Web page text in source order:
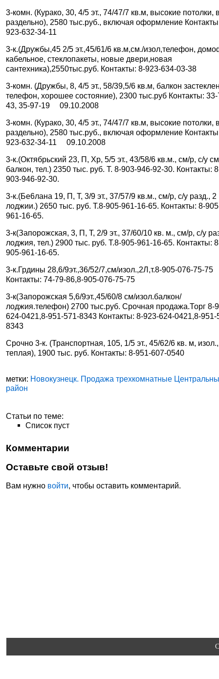
3-комн. (Курако, 30, 4/5 эт., 74/47/7 кв.м, высокие потолки,
раздельно), 2580 тыс.руб., включая оформление
923-632-34-11
3-к.(Дружбы,45 2/5 эт.,45/61/6 кв.м,см./изол,телефон,
кабельное, стеклопакеты, новые двери,новая
сантехника),2550тыс.руб. Контакты: 8-923-634-03-38
3-комн. (Дружбы, 8, 4/5 эт., 58/39,5/6 кв.м, балкон
телефон, хорошее состояние), 2300 тыс.руб Контакты:
43, 35-97-19 09.10.2008
3-комн. (Курако, 30, 4/5 эт., 74/47/7 кв.м, высокие потолки,
раздельно), 2580 тыс.руб., включая оформление
923-632-34-11 09.10.2008
3-к.(Октябрьский 23, П, Хр, 5/5 эт., 43/58/6 кв.м., см/р, с/у
балкон, тел.) 2350 тыс. руб. Т. 8-903-946-92-30. Контакты:
903-946-92-30.
3-к.(Бе6лана 19, П, Т, 3/9 эт., 37/57/9 кв.м., см/р, с/у разд., 2
лоджии.) 2650 тыс. руб. Т.8-905-961-16-65. Контакты: 8-
961-16-65.
3-к(Запорожская, 3, П, Т, 2/9 эт., 37/60/10 кв. м., см/р, с/у
лоджия, тел.) 2900 тыс. руб. Т.8-905-961-16-65. Контакты:
905-961-16-65.
3-к.Грдины 28,6/9эт.,36/52/7,см/изол.,2Л,т.8-905-076-75-75
Контакты: 74-79-86,8-905-076-75-75
3-к(Запорожская 5,6/9эт.,45/60/8 см/изол.балкон/
лоджия.телефон) 2700 тыс.руб. Срочная продажа.Торг 8-
624-0421,8-951-571-8343 Контакты: 8-923-624-0421,8-951-
8343
Срочно 3-к. (Транспортная, 105, 1/5 эт., 45/62/6 кв. м, изол.,
теплая), 1900 тыс. руб. Контакты: 8-951-607-0540
метки: Новокузнецк. Продажа трехкомнатные
район
Статьи по теме:
Список пуст
Комментарии
Оставьте свой отзыв!
Вам нужно войти, чтобы оставить комментарий.